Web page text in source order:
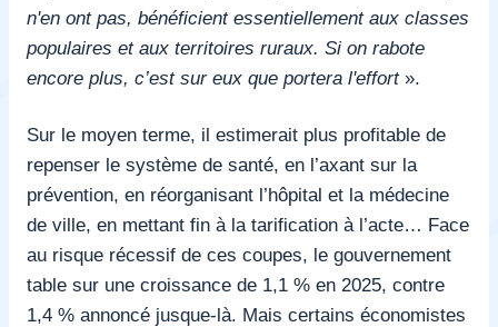
n'en ont pas, bénéficient essentiellement aux classes
populaires et aux territoires ruraux. Si on rabote
encore plus, c’est sur eux que portera l'effort».
Sur le moyen terme, il estimerait plus profitable de
repenser le système de santé, en l’axant sur la
prévention, en réorganisant l’hôpital et la médecine
de ville, en mettant fin à la tarification à l’acte… Face
au risque récessif de ces coupes, le gouvernement
table sur une croissance de 1,1 % en 2025, contre
1,4 % annoncé jusque-là. Mais certains économistes